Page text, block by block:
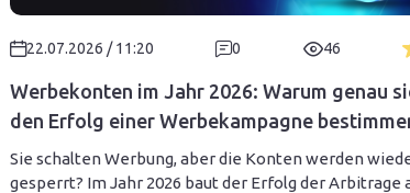
22.07.2026 / 11:20 0 46
Werbekonten im Jahr 2026: Warum genau
den Erfolg einer Werbekampagne
Sie schalten Werbung, aber die Konten werden
gesperrt? Im Jahr 2026 baut der Erfolg der Arbitrage